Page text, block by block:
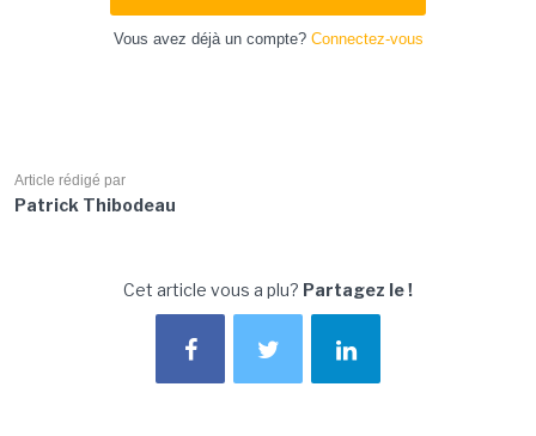
Vous avez déjà un compte? Connectez-vous
Article rédigé par
Patrick Thibodeau
Cet article vous a plu? Partagez le !